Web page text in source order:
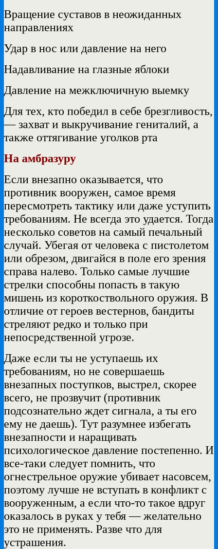
Вращение суставов в неожиданных
направлениях
Удар в нос или давление на него
Надавливание на глазные яблоки
Давление на межключичную выемку
Для тех, кто победил в себе брезгливость,
— захват и выкручивание гениталий, а
также оттягивание уголков рта
На амбразуру
Если внезапно оказывается, что
противник вооружен, самое время
пересмотреть тактику или даже уступить
требованиям. Не всегда это удается. Тогда
несколько советов на самый печальный
случай. Убегая от человека с пистолетом
или обрезом, двигайся в поле его зрения
справа налево. Только самые лучшие
стрелки способны попасть в такую
мишень из короткоствольного оружия. В
отличие от героев вестернов, бандиты
стреляют редко и только при
непосредственной угрозе.
Даже если ты не уступаешь их
требованиям, но не совершаешь
внезапных поступков, выстрел, скорее
всего, не прозвучит (противник
подсознательно ждет сигнала, а ты его
ему не даешь). Тут разумнее избегать
внезапности и наращивать
психологическое давление постепенно. И
все-таки следует помнить, что
огнестрельное оружие убивает насовсем,
поэтому лучше не вступать в конфликт с
вооруженным, а если что-то такое вдруг
оказалось в руках у тебя — желательно
это не применять. Разве что для
устрашения.